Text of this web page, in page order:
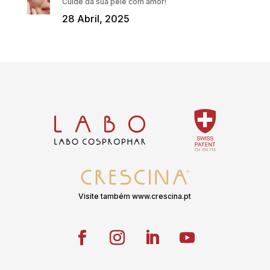
28 Abril, 2025
Visite também www.crescina.pt